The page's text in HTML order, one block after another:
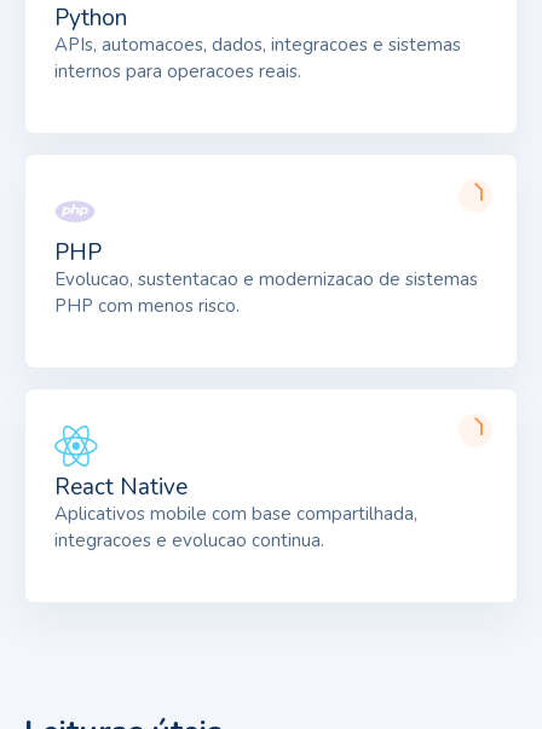
Python
APIs, automacoes, dados, integracoes e sistemas
internos para operacoes reais.
PHP
Evolucao, sustentacao e modernizacao de sistemas
PHP com menos risco.
React Native
Aplicativos mobile com base compartilhada,
integracoes e evolucao continua.